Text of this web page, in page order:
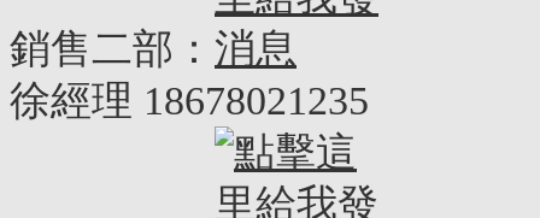
銷售二部：
徐經理 18678021235